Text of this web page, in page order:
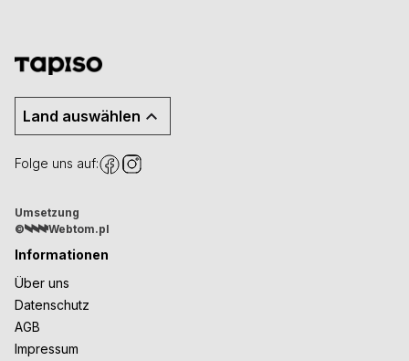
Land auswählen
Folge uns auf:
Umsetzung
©
Webtom.pl
Informationen
Über uns
Datenschutz
AGB
Impressum